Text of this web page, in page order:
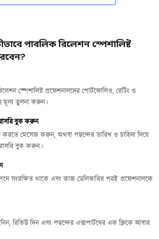
পাবলিক রিলেশন স্পেশালিষ্ট
স্পেশালিষ্ট প্রফেশনালদের পোর্টফোলিও, রেটিং ও
মূল্য তুলনা করুন।
বুক করুন
করতে মেসেজ করুন, অথবা পছন্দের তারিখ ও চাহিদা দিয়ে
বুক করুন।
সংরক্ষিত থাকে এবং কাজ ডেলিভারির পরই প্রফেশনালকে
রিভিউ দিন এবং পছন্দের এক্সপার্টদের এক ক্লিকে আবার